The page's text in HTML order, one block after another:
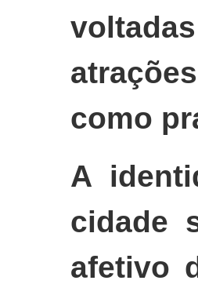
como
A
cidade
afetivo